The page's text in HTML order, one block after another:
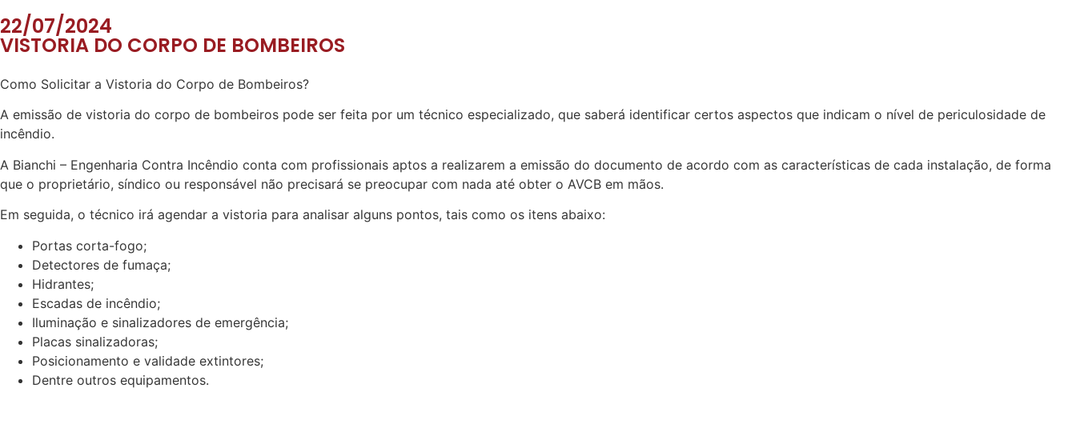
22/07/2024
VISTORIA DO CORPO DE BOMBEIROS
Como Solicitar a Vistoria do Corpo de Bombeiros?
A emissão de vistoria do corpo de bombeiros pode ser feita por um técnico especializado, que saberá identificar certos aspectos que indicam o nível de periculosidade de
incêndio.
A Bianchi – Engenharia Contra Incêndio conta com profissionais aptos a realizarem a emissão do documento de acordo com as características de cada instalação, de forma
que o proprietário, síndico ou responsável não precisará se preocupar com nada até obter o AVCB em mãos.
Em seguida, o técnico irá agendar a vistoria para analisar alguns pontos, tais como os itens abaixo:
Portas corta-fogo;
Detectores de fumaça;
Hidrantes;
Escadas de incêndio;
Iluminação e sinalizadores de emergência;
Placas sinalizadoras;
Posicionamento e validade extintores;
Dentre outros equipamentos.